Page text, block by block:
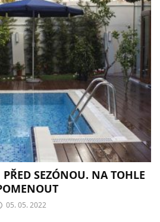
SEZÓNOU. NA TOHLE
05. 05. 2022